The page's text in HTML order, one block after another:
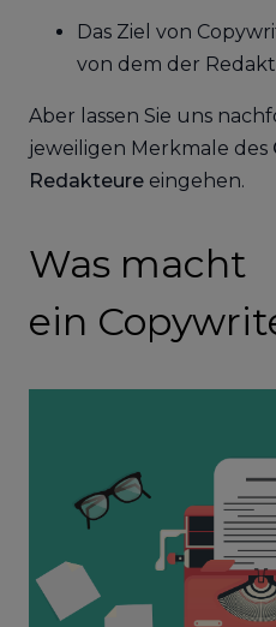
Das Ziel von
von dem der
Aber lassen Sie uns
jeweiligen Merkmale des
Redakteure eingehen.
Was macht
ein